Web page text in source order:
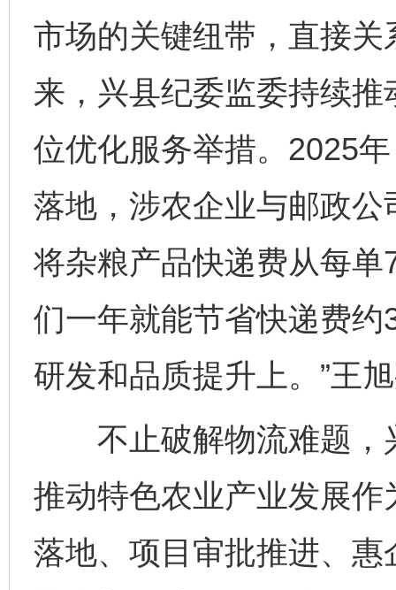
市场的关键纽带，直接
来，兴县纪委监委持续
位优化服务举措。2025
落地，涉农企业与邮政
将杂粮产品快递费从每单
们一年就能节省快递费
研发和品质提升上。”王
不止破解物流难题，
推动特色农业产业发展
落地、项目审批推进、